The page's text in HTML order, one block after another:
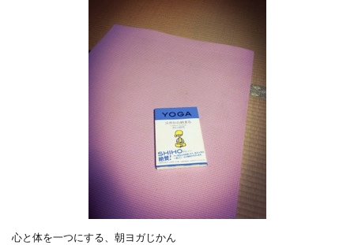
心と体を一つにする、朝ヨガじかん